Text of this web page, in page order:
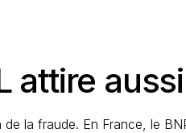
attire
la fraude. En France, le